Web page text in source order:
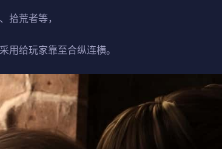
拾荒者等，
用给玩家靠至合纵连横。